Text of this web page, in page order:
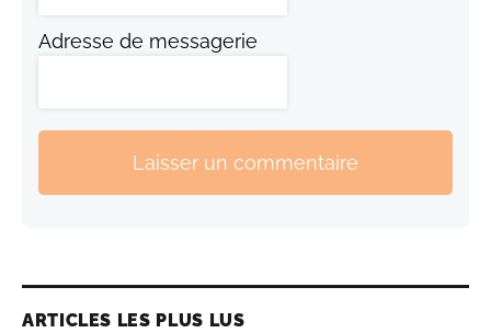
Adresse de messagerie
Laisser un commentaire
ARTICLES LES PLUS LUS